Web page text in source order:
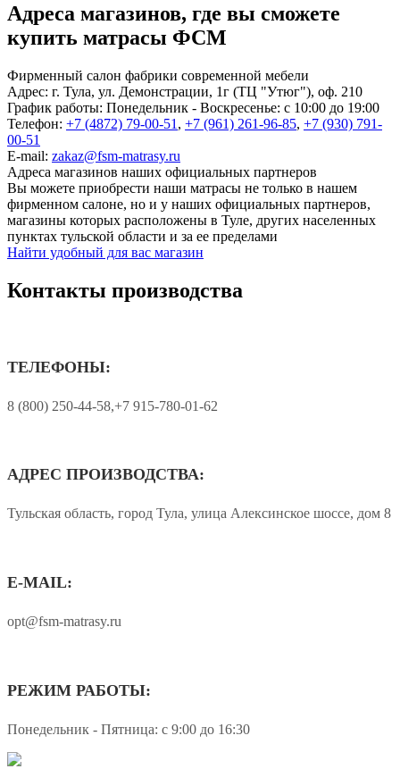
Адреса магазинов, где вы сможете
купить матрасы ФСМ
Фирменный салон фабрики современной мебели
Адрес: г. Тула, ул. Демонстрации, 1г (ТЦ "Утюг"), оф. 210
График работы: Понедельник - Воскресенье: с 10:00 до 19:00
Телефон: +7 (4872) 79-00-51 , +7 (961) 261-96-85, +7 (930) 791-
00-51
E-mail: zakaz@fsm-matrasy.ru
Адреса магазинов наших официальных партнеров
Вы можете приобрести наши матрасы не только в нашем
фирменном салоне, но и у наших официальных партнеров,
магазины которых расположены в Туле, других населенных
пунктах тульской области и за ее пределами
Найти удобный для вас магазин
Контакты производства
ТЕЛЕФОНЫ:
8 (800) 250-44-58,+7 915-780-01-62
АДРЕС ПРОИЗВОДСТВА:
Тульская область, город Тула, улица Алексинское шоссе, дом 8
E-MAIL:
opt@fsm-matrasy.ru
РЕЖИМ РАБОТЫ:
Понедельник - Пятница: с 9:00 до 16:30